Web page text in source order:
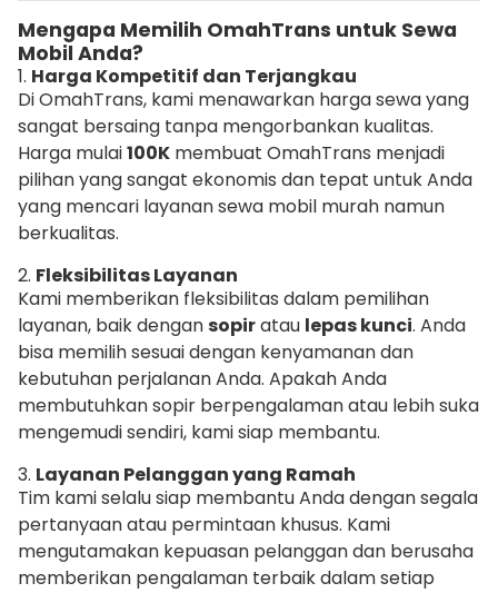
Mengapa Memilih OmahTrans untuk Sewa
Mobil Anda?
1. Harga Kompetitif dan Terjangkau
Di OmahTrans, kami menawarkan harga sewa yang
sangat bersaing tanpa mengorbankan kualitas.
Harga mulai100K membuat OmahTrans menjadi
pilihan yang sangat ekonomis dan tepat untuk Anda
yang mencari layanan sewa mobil murah namun
berkualitas.
2. Fleksibilitas Layanan
Kami memberikan fleksibilitas dalam pemilihan
layanan, baik dengansopiratau lepas kunci. Anda
bisa memilih sesuai dengan kenyamanan dan
kebutuhan perjalanan Anda. Apakah Anda
membutuhkan sopir berpengalaman atau lebih suka
mengemudi sendiri, kami siap membantu.
3. Layanan Pelanggan yang Ramah
Tim kami selalu siap membantu Anda dengan segala
pertanyaan atau permintaan khusus. Kami
mengutamakan kepuasan pelanggan dan berusaha
memberikan pengalaman terbaik dalam setiap